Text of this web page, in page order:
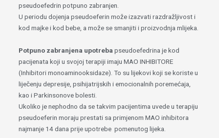
pseudoefedrin potpuno zabranjen.
U periodu dojenja pseudoeferin može izazvati razdražljivost i
kod majke i kod bebe, a može se smanjiti i proizvodnja mlijeka.
Potpuno zabranjena upotreba pseudoefedrina je kod
pacijenata koji u svojoj terapiji imaju MAO INHIBITORE
(Inhibitori monoaminooksidaze). To su lijekovi koji se koriste u
liječenju depresije, psihijatrijskih i emocionalnih poremećaja,
kao i Parkinsonove bolesti.
Ukoliko je nephodno da se takvim pacijentima uvede u terapiju
pseudoeferin moraju prestati sa primjenom MAO inhibitora
najmanje 14 dana prije upotrebe pomenutog lijeka.